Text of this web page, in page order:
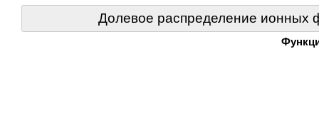
Долевое распределение ионных